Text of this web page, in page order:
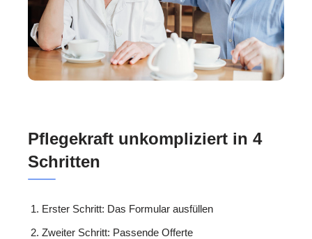
Pflegekraft unkompliziert in 4
Schritten
Erster Schritt: Das Formular ausfüllen
Zweiter Schritt: Passende Offerte